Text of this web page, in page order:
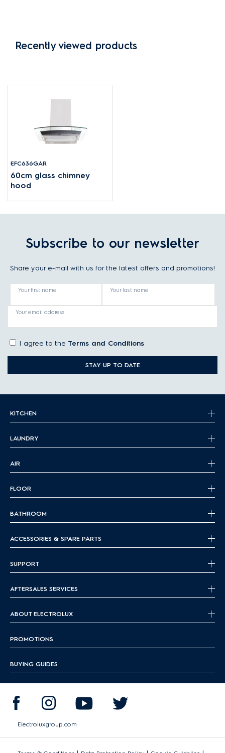
Recently viewed products
EFC636GAR
60cm glass chimney
hood
Subscribe to our newsletter
Share your e-mail with us for the latest offers and promotions!
Your first name Your last name
Your email address
I agree to the Terms and Conditions
STAY UP TO DATE
KITCHEN
LAUNDRY
AIR
FLOOR
BATHROOM
ACCESSORIES & SPARE PARTS
SUPPORT
AFTERSALES SERVICES
ABOUT ELECTROLUX
PROMOTIONS
BUYING GUIDES
Electroluxgroup.com